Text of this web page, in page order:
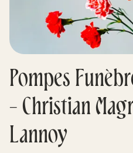
Blog
Mes
Pompes
- Christian
Lannoy